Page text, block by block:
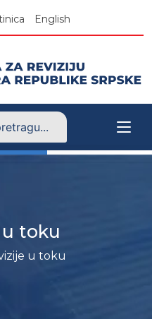
English
u toku
u toku